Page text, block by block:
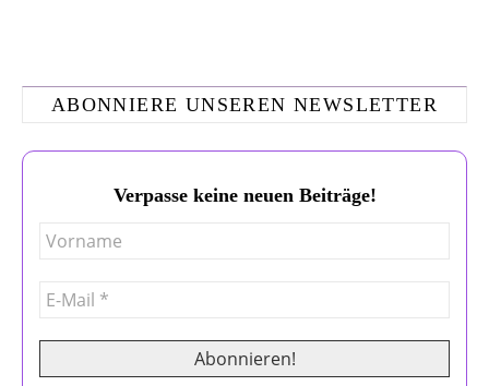
ABONNIERE UNSEREN NEWSLETTER
Verpasse keine neuen Beiträge!